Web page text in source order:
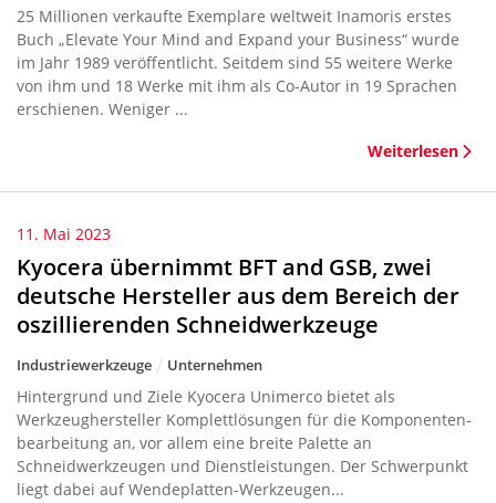
25 Millionen verkaufte Exemplare weltweit Inamoris erstes
Buch „Elevate Your Mind and Expand your Business“ wurde
im Jahr 1989 veröffentlicht. Seitdem sind 55 weitere Werke
von ihm und 18 Werke mit ihm als Co-Autor in 19 Sprachen
erschienen. Weniger ...
Weiterlesen
11. Mai 2023
Kyocera übernimmt BFT and GSB, zwei
deutsche Hersteller aus dem Bereich der
oszillierenden Schneidwerkzeuge
Industriewerkzeuge Unternehmen
Hintergrund und Ziele Kyocera Unimerco bietet als
Werkzeughersteller Komplettlösungen für die Komponenten-
bearbeitung an, vor allem eine breite Palette an
Schneidwerkzeugen und Dienstleistungen. Der Schwerpunkt
liegt dabei auf Wendeplatten-Werkzeugen...